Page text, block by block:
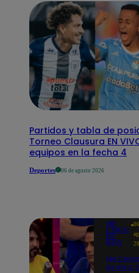
Partidos y tabla de
Torneo Clausura EN
equipos en la fecha 4
Deportes 06 de agosto 2026
ME
CAIGO
DE
RISA
Me Caigo
De Risa: